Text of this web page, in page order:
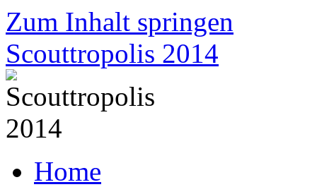
Zum Inhalt springen
Scouttropolis 2014
Home